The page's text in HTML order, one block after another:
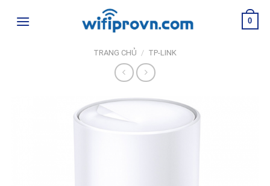
0
TRANG CHỦ / TP-LINK